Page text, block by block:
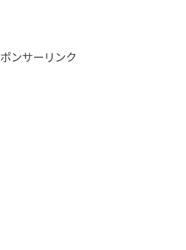
ンサーリンク